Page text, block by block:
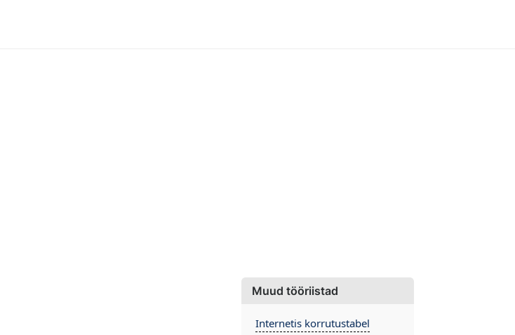
Muud tööriistad
Internetis korrutustabel